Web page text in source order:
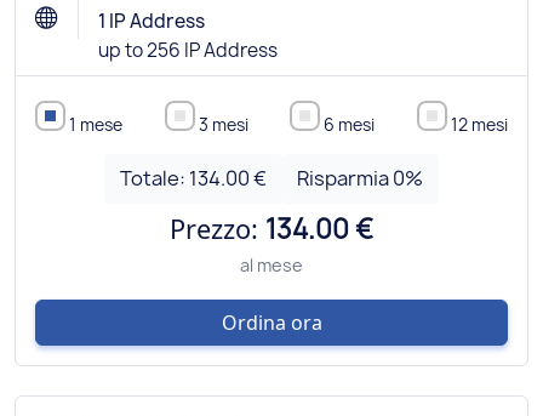
1 IP Address
up to 256 IP Address
1 mese 3 mesi 6 mesi 12 mesi
Totale: 134.00 € Risparmia0%
Prezzo: 134.00 €
al mese
Ordina ora